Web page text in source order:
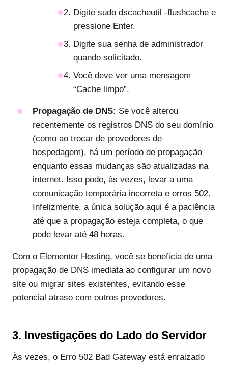
Digite sudo dscacheutil -flushcache e
pressione Enter.
Digite sua senha de administrador
quando solicitado.
Você deve ver uma mensagem
“Cache limpo”.
Propagação de DNS: Se você alterou
recentemente os registros DNS do seu domínio
(como ao trocar de provedores de
hospedagem), há um período de propagação
enquanto essas mudanças são atualizadas na
internet. Isso pode, às vezes, levar a uma
comunicação temporária incorreta e erros 502.
Infelizmente, a única solução aqui é a paciência
até que a propagação esteja completa, o que
pode levar até 48 horas.
Com o Elementor Hosting, você se beneficia de uma
propagação de DNS imediata ao configurar um novo
site ou migrar sites existentes, evitando esse
potencial atraso com outros provedores.
3. Investigações do Lado do Servidor
Às vezes, o Erro 502 Bad Gateway está enraizado